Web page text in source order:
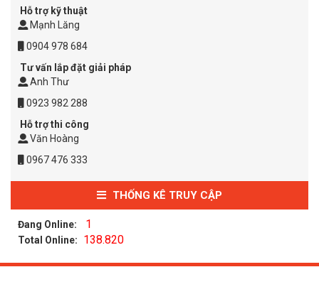
Hỗ trợ kỹ thuật
Mạnh Lăng
0904 978 684
Tư vấn lắp đặt giải pháp
Anh Thư
0923 982 288
Hỗ trợ thi công
Văn Hoàng
0967 476 333
THỐNG KÊ TRUY CẬP
Đang Online: 1
Total Online: 138.820